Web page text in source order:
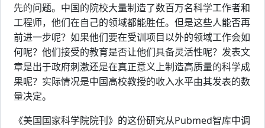
先的问题。中国的院校大量制造了数百万名科学工作者和
工程师，他们在自己的领域都能胜任。但是这些人能否再
前进一步呢？如果他们要在受训项目以外的领域工作会如
何呢？他们接受的教育是否让他们具备灵活性呢？发表文
章是出于政府刺激还是在真正意义上制造高质量的科学成
果呢？实际情况是中国高校教授的收入水平由其发表的数
量决定。
《美国国家科学院院刊》的这份研究从Pubmed智库中调